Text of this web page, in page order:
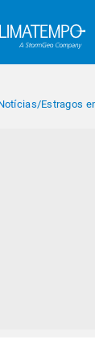
/Estragos